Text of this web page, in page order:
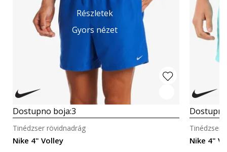
Részletek
Gyors nézet
Dostupno boja:3
Nike 4" Volley
Tinédzser rövidnadrág
Nike 4"
Tinédzser